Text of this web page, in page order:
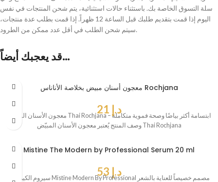
سلة التسوق الخاصة بك. باستثناء حالات استثنائية، يتم شحن المنتجات في نفس
اليوم إذا قمت بتقديم طلبك قبل الساعة 12 ظهراً. إذا قمت بطلب عدة منتجات،
سيتم شحن الطلب في أقل عدد ممكن من الطرود.
قد يعجبك أيضاً…
معجون أسنان مبيض بخلاصة الأناناس Rochjana
د.إ
معجون الأسنان المبيّض Thai Rochjana – ابتسامة أكثر بياضًا وصحة فموية متكاملة
وصف المنتج يُعتبر معجون الأسنان المبيّض Thai Rochjana
Mistine The Modern by Professional Serum 20 ml
د.إ
سيروم الكيراتين Mistine Modern By Professional مصمم خصيصاً للعناية بالشعر